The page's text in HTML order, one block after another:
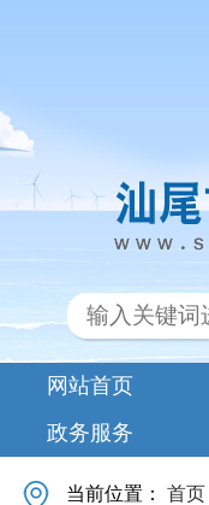
网站首页
政务服务
当前位置：首页